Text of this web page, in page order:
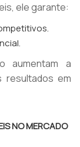
ele garante:
aumentam a
resultados em
NO MERCADO